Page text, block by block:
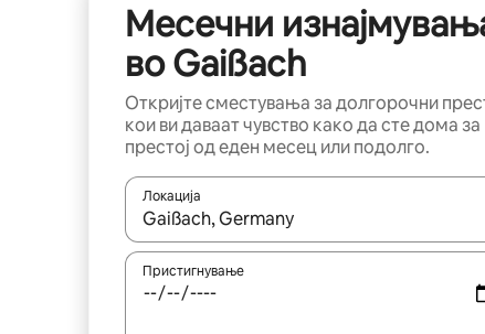
Месечни
во Gaißach
Откријте сместувања за долгорочни
кои ви даваат чувство како да сте дома за
престој од еден месец или подолго.
Локација
Кога резултатите се достапни, движете се
Пристигнување